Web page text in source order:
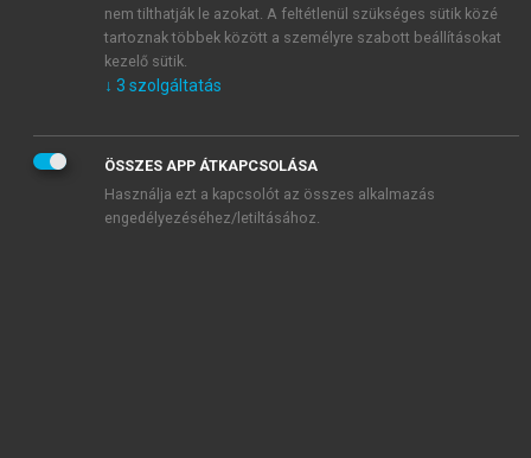
mersz.huoldalak licencszerződéseiben foglaltakat
tudomásul veszem és elfogadom.
KIPRÓBÁLOM
nem tilthatják le azokat. A feltétlenül szükséges sütik közé
tartoznak többek között a személyre szabott beállításokat
kezelő sütik.
↓ 3 szolgáltatás
ÖSSZES APP ÁTKAPCSOLÁSA
Használja ezt a kapcsolót az összes alkalmazás
engedélyezéséhez/letiltásához.